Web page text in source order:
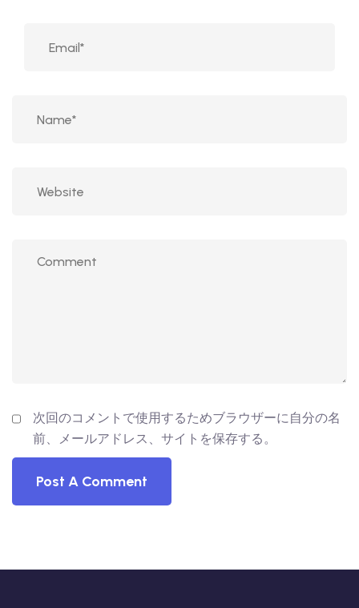
次回のコメントで使用するためブラウザーに自分の名
前、メールアドレス、サイトを保存する。